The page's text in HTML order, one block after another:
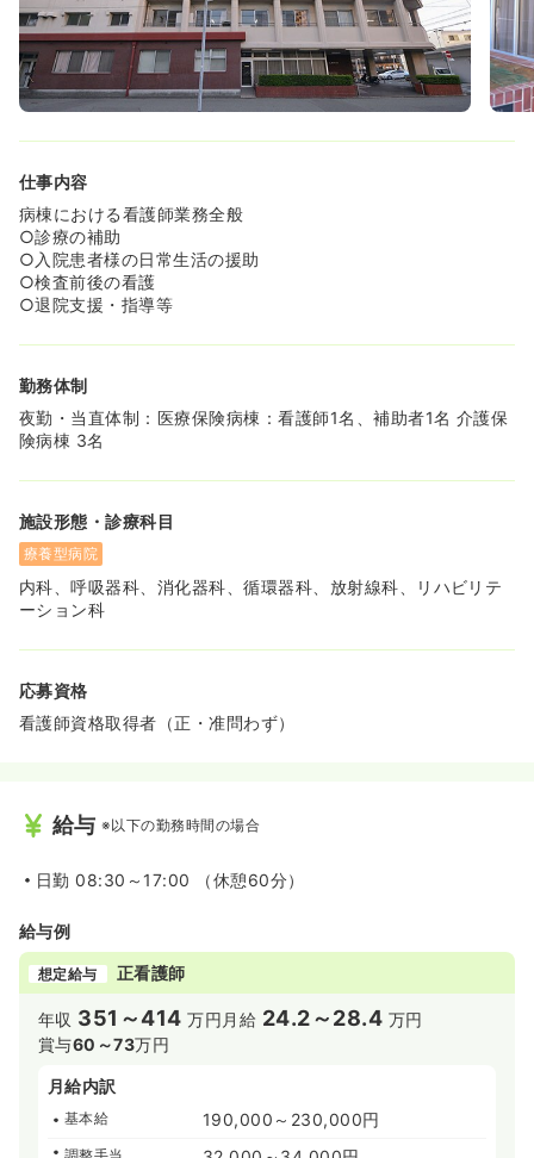
仕事内容
病棟における看護師業務全般
○診療の補助
○入院患者様の日常生活の援助
○検査前後の看護
○退院支援・指導等
勤務体制
夜勤・当直体制：医療保険病棟：看護師1名、補助者1名 介護保
険病棟 3名
施設形態・診療科目
療養型病院
内科、呼吸器科、消化器科、循環器科、放射線科、リハビリテ
ーション科
応募資格
看護師資格取得者（正・准問わず）
給与 ※以下の勤務時間の場合
日勤 08:30～17:00 （休憩60分）
給与例
想定給与 正看護師
年収 351～414 万円 月給 24.2～28.4 万円
賞与60～73万円
月給内訳
基本給 190,000～230,000円